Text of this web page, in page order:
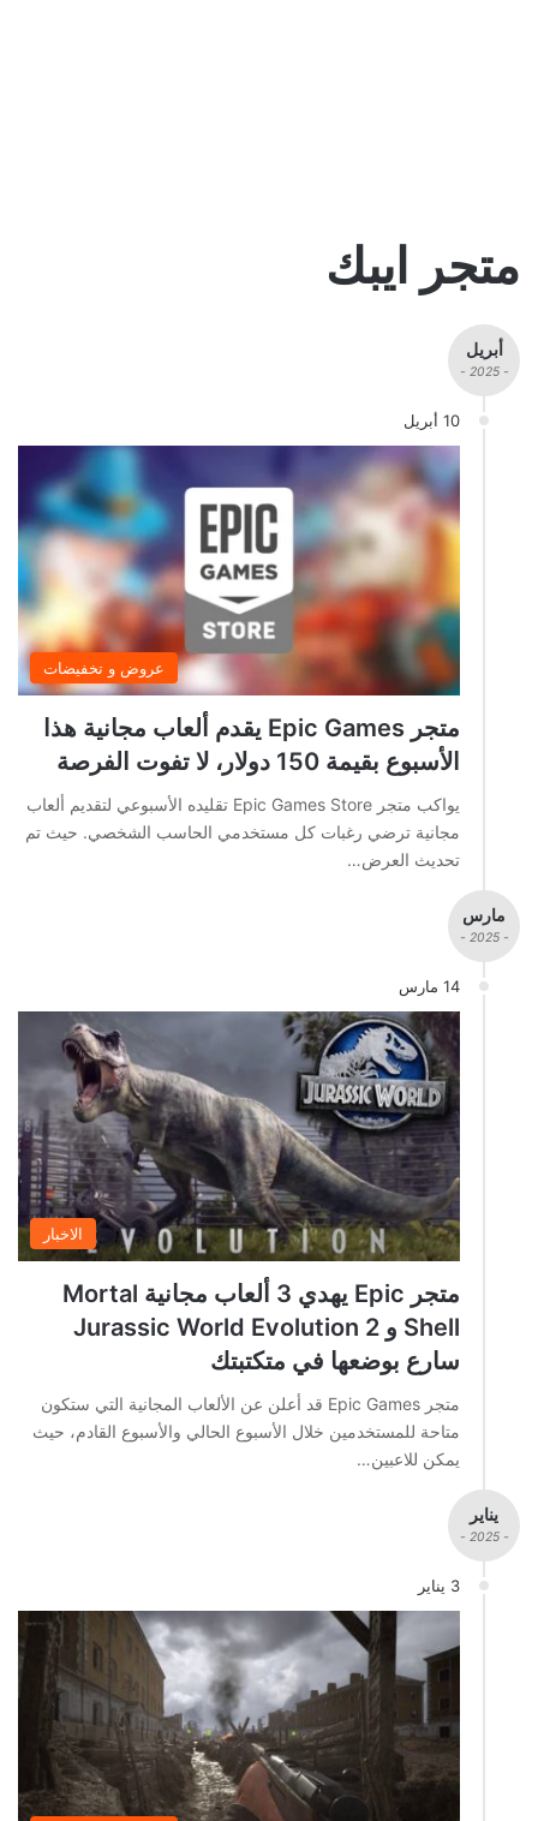
متجر ايبك
أبريل
- 2025 -
10 أبريل
عروض و تخفيضات
متجر Epic Games يقدم ألعاب مجانية هذا
الأسبوع بقيمة 150 دولار، لا تفوت الفرصة
يواكب متجر Epic Games Store تقليده الأسبوعي لتقديم ألعاب
مجانية ترضي رغبات كل مستخدمي الحاسب الشخصي. حيث تم
تحديث العرض…
مارس
- 2025 -
14 مارس
الاخبار
متجر Epic يهدي 3 ألعاب مجانية Mortal
Shell و Jurassic World Evolution 2
سارع بوضعها في متكتبتك
متجر Epic Games قد أعلن عن الألعاب المجانية التي ستكون
متاحة للمستخدمين خلال الأسبوع الحالي والأسبوع القادم، حيث
يمكن للاعبين…
يناير
- 2025 -
3 يناير